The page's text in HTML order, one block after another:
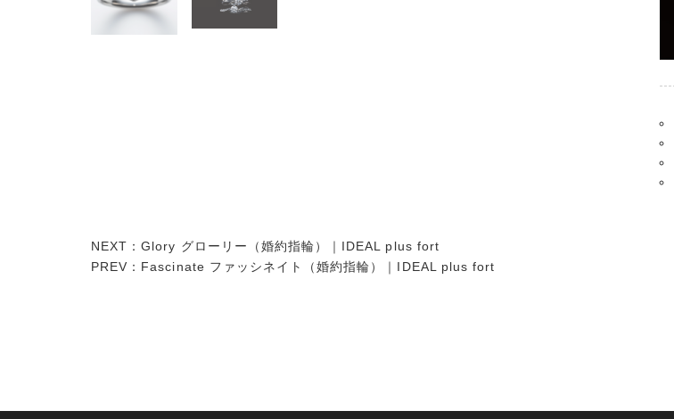
NEXT：Glory グローリー（婚約指輪）｜IDEAL plus fort
PREV： Fascinate ファッシネイト（婚約指輪）｜IDEAL plus fort